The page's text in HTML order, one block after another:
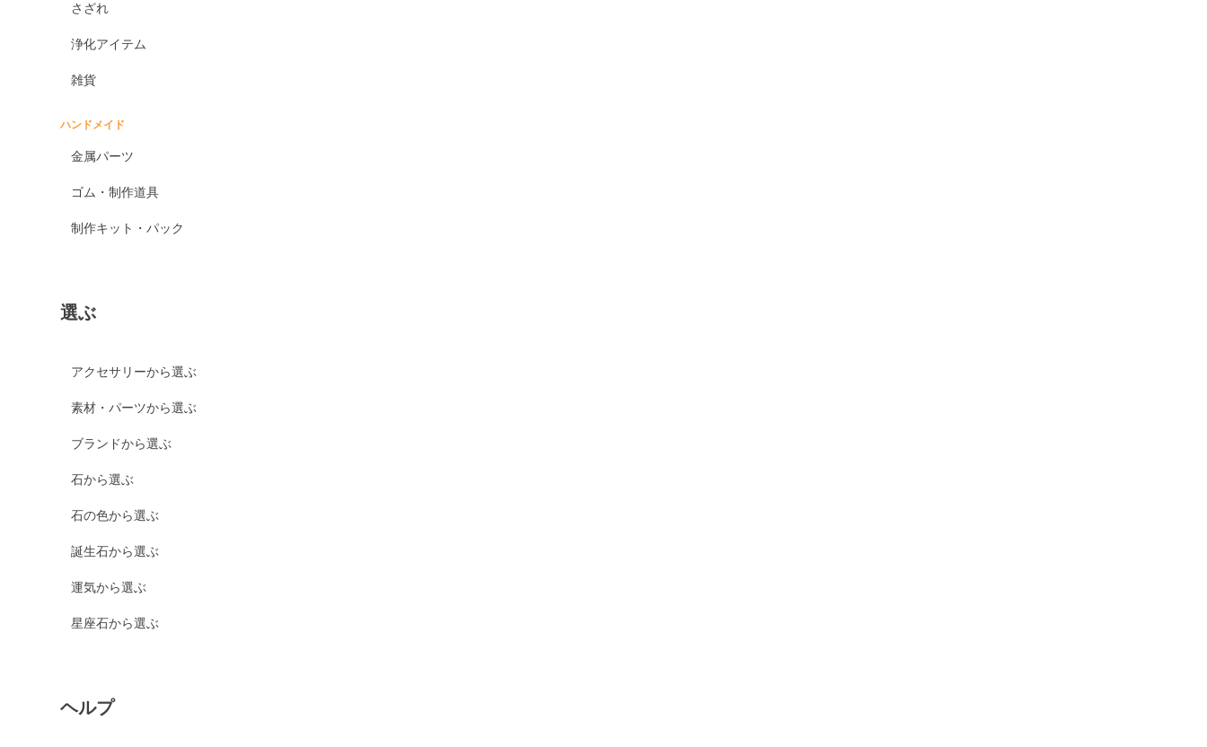
さざれ
浄化アイテム
雑貨
ハンドメイド
金属パーツ
ゴム・制作道具
制作キット・パック
選ぶ
アクセサリーから選ぶ
素材・パーツから選ぶ
ブランドから選ぶ
石から選ぶ
石の色から選ぶ
誕生石から選ぶ
運気から選ぶ
星座石から選ぶ
ヘルプ